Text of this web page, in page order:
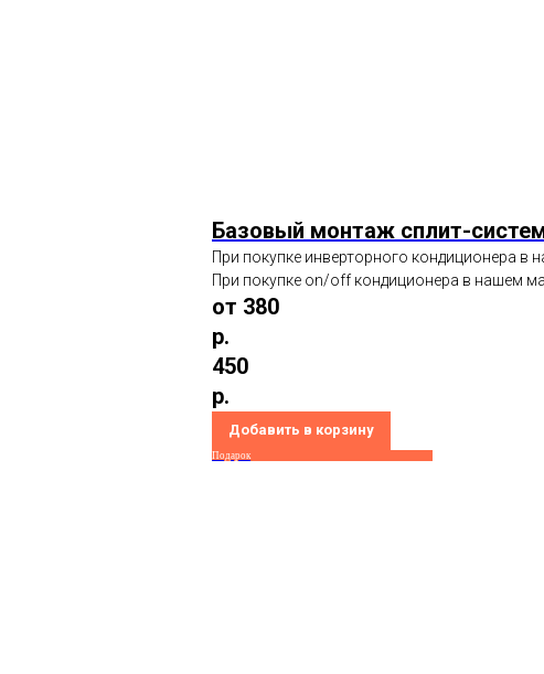
Базовый монтаж сплит-
При покупке инверторного кондиционера в
При покупке on/off кондиционера в нашем
от 380
р.
450
р.
Добавить в корзину
Подарок